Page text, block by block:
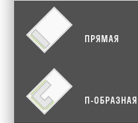
ПРЯМАЯ
П-ОБРАЗНАЯ